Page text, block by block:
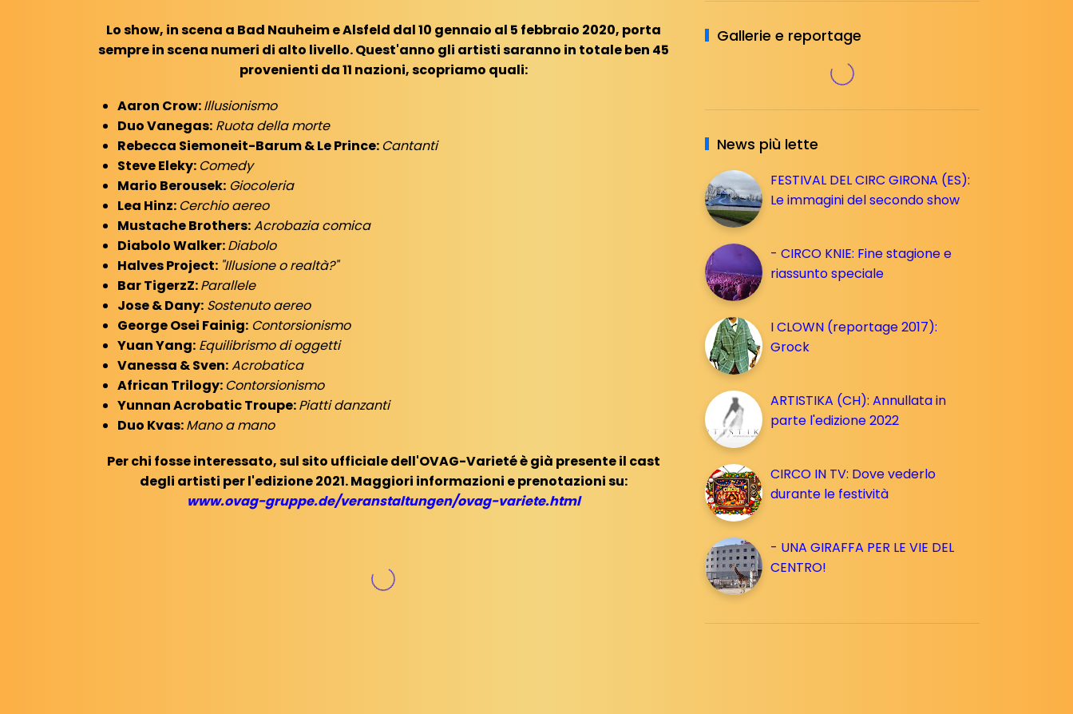
Lo show, in scena a Bad Nauheim e Alsfeld dal 10 gennaio al 5 febbraio 2020, porta
sempre in scena numeri di alto livello. Quest'anno gli artisti saranno in totale ben 45
provenienti da 11 nazioni, scopriamo quali:
Aaron Crow:Illusionismo
Duo Vanegas: Ruota della morte
Rebecca Siemoneit-Barum & Le Prince: Cantanti
Steve Eleky: Comedy
Mario Berousek: Giocoleria
Lea Hinz: Cerchio aereo
Mustache Brothers:Acrobazia comica
Diabolo Walker:Diabolo
Halves Project: "Illusione o realtà?"
Bar TigerzZ:Parallele
Jose & Dany: Sostenuto aereo
George Osei Fainig: Contorsionismo
Yuan Yang: Equilibrismo di oggetti
Vanessa & Sven:Acrobatica
African Trilogy: Contorsionismo
Yunnan Acrobatic Troupe:Piatti danzanti
Duo Kvas:Mano a mano
Per chi fosse interessato, sul sito ufficiale dell'OVAG-Varieté è già presente il cast
degli artisti per l'edizione 2021. Maggiori informazioni e prenotazioni su:
www.ovag-gruppe.de/veranstaltungen/ovag-variete.html
Gallerie e reportage
News più lette
FESTIVAL DEL CIRC GIRONA (ES):
Le immagini del secondo show
- CIRCO KNIE: Fine stagione e
riassunto speciale
I CLOWN (reportage 2017):
Grock
ARTISTIKA (CH): Annullata in
parte l'edizione 2022
CIRCO IN TV: Dove vederlo
durante le festività
- UNA GIRAFFA PER LE VIE DEL
CENTRO!